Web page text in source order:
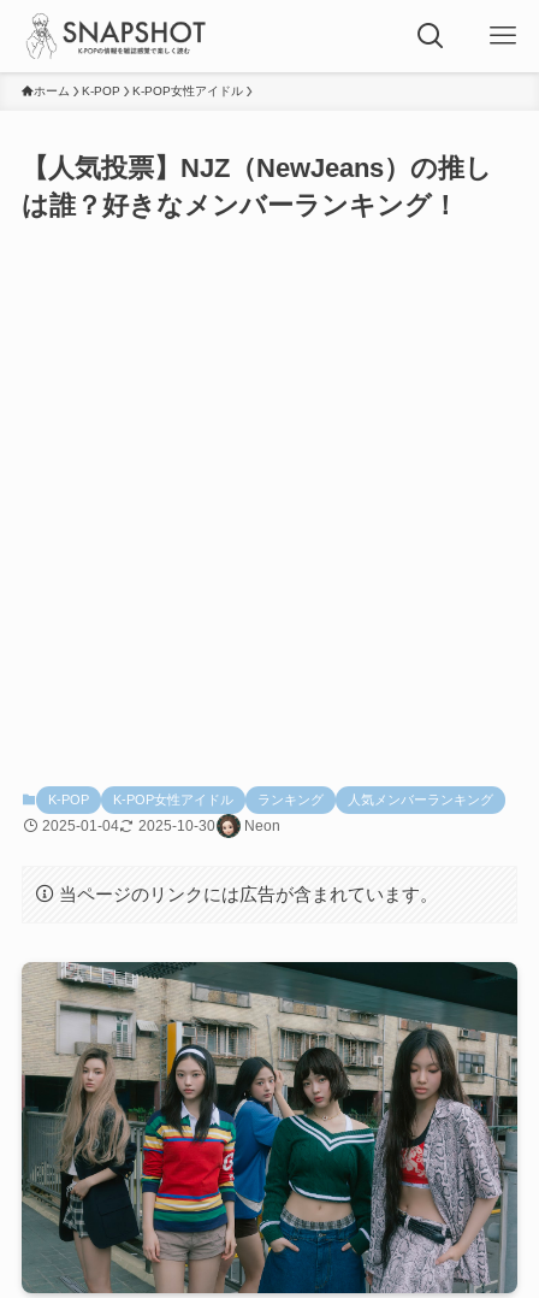
ホーム K-POP K-POP女性アイドル
【人気投票】NJZ（NewJeans）の推し
は誰？好きなメンバーランキング！
K-POP K-POP女性アイドル ランキング 人気メンバーランキング
2025-01-04 2025-10-30 Neon
当ページのリンクには広告が含まれています。